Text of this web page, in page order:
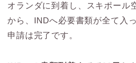
オランダに到着し、スキポール
から、INDへ必要書類が全て入
申請は完了です。